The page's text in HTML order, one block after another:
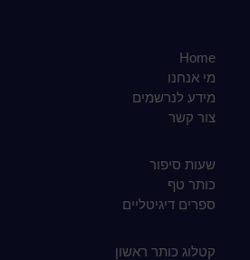
Home
מי אנחנו
מידע לנרשמים
צור קשר
שעות סיפור
כותר טף
ספרים דיגיטליים
קטלוג כותר ראשון